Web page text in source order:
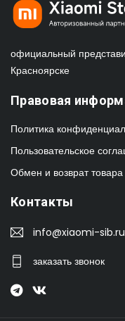
официальный
Красноярске
Правовая
Политика
Пользовательское
Обмен и возврат товара
Контакты
info@xiaomi-sib.ru
заказать звонок